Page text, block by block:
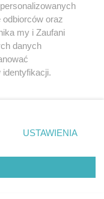
sięz nami
oraz
my i Zaufani
danych
prywatności
zgody
się takiemu
zastosowania tylko
USTAWIENIA